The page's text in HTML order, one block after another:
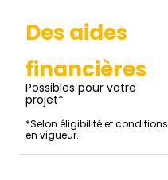
Des aides
financières
Possibles pour votre
projet*
*Selon éligibilité et conditions
en vigueur.